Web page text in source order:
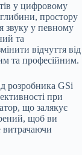
у цифровому
простору
звуку у певному
та
відчуття від
та професійним.
розробника GSi
при
що залякує
щоб ви
витрачаючи